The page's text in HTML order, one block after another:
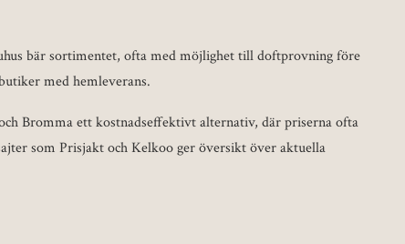
bär sortimentet, ofta med möjlighet till doftprovning före
med hemleverans.
Bromma ett kostnadseffektivt alternativ, där priserna ofta
som Prisjakt och Kelkoo ger översikt över aktuella